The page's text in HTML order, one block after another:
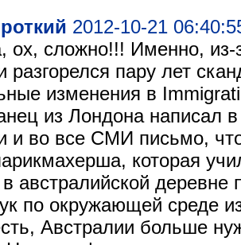
2012-10-21
ох, сложно!!! Именно, из-
разгорелся пару лет
изменения в
из Лондона написал
и во все СМИ письмо,
которая
австралийской деревне
по окружающей среде
Австралии больше